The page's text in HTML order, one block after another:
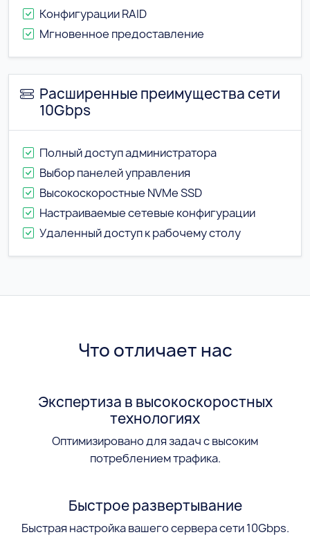
Конфигурации RAID
Мгновенное предоставление
Расширенные преимущества сети
10Gbps
Полный доступ администратора
Выбор панелей управления
Высокоскоростные NVMe SSD
Настраиваемые сетевые конфигурации
Удаленный доступ к рабочему столу
Что отличает нас
Экспертиза в высокоскоростных
технологиях
Оптимизировано для задач с высоким
потреблением трафика.
Быстрое развертывание
Быстрая настройка вашего сервера сети 10Gbps.